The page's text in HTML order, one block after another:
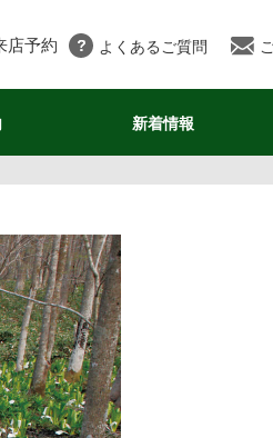
よくあるご質問
店予約
新着情報